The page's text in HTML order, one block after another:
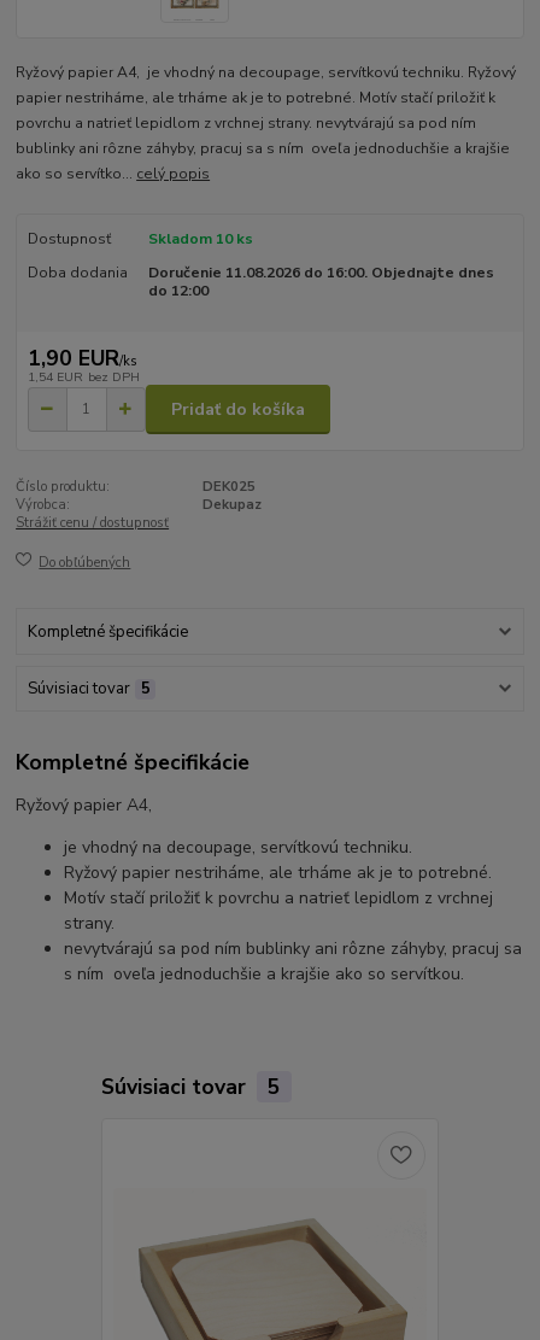
Ryžový papier A4, je vhodný na decoupage, servítkovú techniku. Ryžový
papier nestriháme, ale trháme ak je to potrebné. Motív stačí priložiť k
povrchu a natrieť lepidlom z vrchnej strany. nevytvárajú sa pod ním
bublinky ani rôzne záhyby, pracuj sa s ním oveľa jednoduchšie a krajšie
ako so servítko... celý popis
Dostupnosť
Skladom 10 ks
Doba dodania
Doručenie 11.08.2026 do 16:00. Objednajte dnes
do 12:00
1,90 EUR/ks
1,54 EUR bez DPH
Pridať do košíka
Číslo produktu:
DEK025
Výrobca:
Dekupaz
Strážiť cenu / dostupnosť
Do obľúbených
Kompletné špecifikácie
Súvisiaci tovar 5
Kompletné špecifikácie
Ryžový papier A4,
je vhodný na decoupage, servítkovú techniku.
Ryžový papier nestriháme, ale trháme ak je to potrebné.
Motív stačí priložiť k povrchu a natrieť lepidlom z vrchnej
strany.
nevytvárajú sa pod ním bublinky ani rôzne záhyby, pracuj sa
s ním oveľa jednoduchšie a krajšie ako so servítkou.
Súvisiaci tovar 5